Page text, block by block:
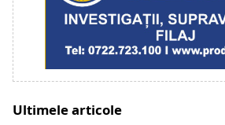
Ultimele articole